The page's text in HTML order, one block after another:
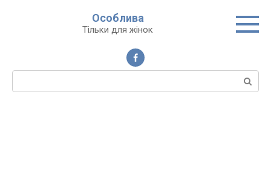
Особлива
Тільки для жінок
Пошук: